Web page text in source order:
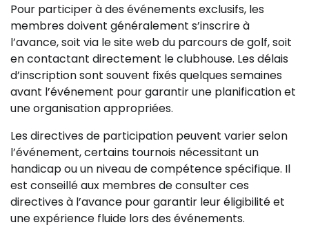
Pour participer à des événements exclusifs, les
membres doivent généralement s’inscrire à
l’avance, soit via le site web du parcours de golf, soit
en contactant directement le clubhouse. Les délais
d’inscription sont souvent fixés quelques semaines
avant l’événement pour garantir une planification et
une organisation appropriées.
Les directives de participation peuvent varier selon
l’événement, certains tournois nécessitant un
handicap ou un niveau de compétence spécifique. Il
est conseillé aux membres de consulter ces
directives à l’avance pour garantir leur éligibilité et
une expérience fluide lors des événements.